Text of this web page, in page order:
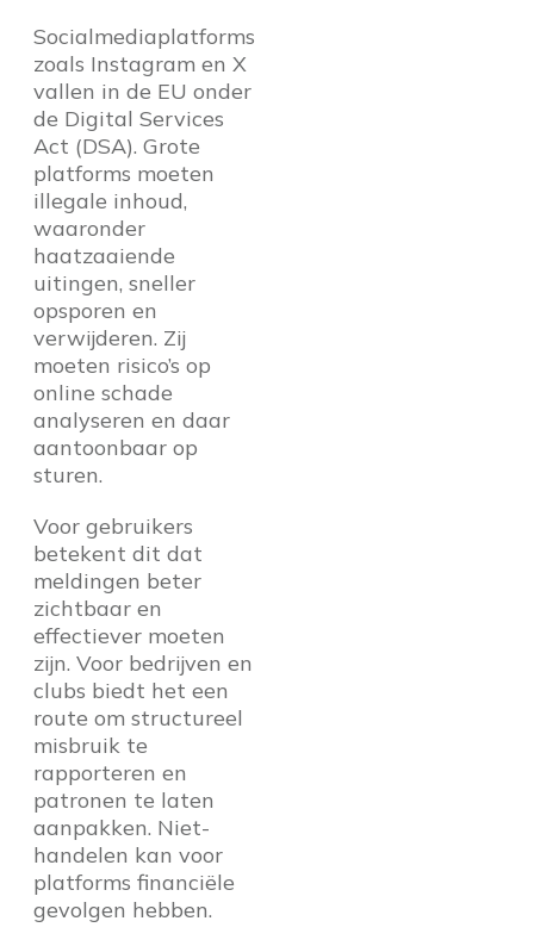
Socialmediaplatforms
zoals Instagram en X
vallen in de EU onder
de Digital Services
Act (DSA). Grote
platforms moeten
illegale inhoud,
waaronder
haatzaaiende
uitingen, sneller
opsporen en
verwijderen. Zij
moeten risico’s op
online schade
analyseren en daar
aantoonbaar op
sturen.
Voor gebruikers
betekent dit dat
meldingen beter
zichtbaar en
effectiever moeten
zijn. Voor bedrijven en
clubs biedt het een
route om structureel
misbruik te
rapporteren en
patronen te laten
aanpakken. Niet-
handelen kan voor
platforms financiële
gevolgen hebben.